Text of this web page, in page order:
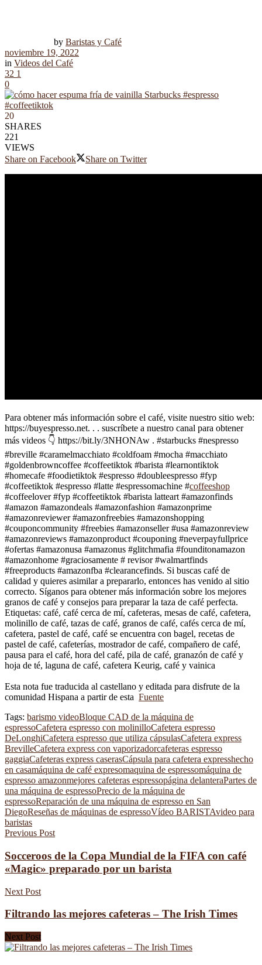
by Baristas y Café
noviembre 19, 2022
in Videos del Café
32 1
0
20
SHARES
221
VIEWS
Share on Facebook
Share on Twitter
Para obtener más información sobre el café, visite nuestro sitio web:
https://buyespresso.net. . . suscríbete a nuestro canal para obtener
más videos 👇 https://bit.ly/3NHONAw . #starbucks #nespresso
#breville #caramelmacchiato #coldfoam #mocha #macchiato
#goldenbrowncoffee #coffeetiktok #barista #learnontiktok
#homecafe #foodietiktok #espresso #doubleespresso #fyp
#coffeetiktok #espresso #latte #espressomachine #coffeeshop
#coffeelover #fyp #coffeetiktok #barista latteart #amazonfinds
#amazon #amazondeals #amazonfashion #amazonprime
#amazonreviewer #amazonfreebies #amazonshopping
#couponcommunity #freebies #amazonseller #usa #amazonreview
#amazonreviews #amazonproduct #couponing #neverpayfullprice
#ofertas #amazonusa #amazonus #glitchmafia #founditonamazon
#amazonhome #graciosamente # revisor #walmartfinds
#freeproducts #amazonfba #clearancefinds. Si buscas café de
calidad y quieres asimilar a prepararlo, entonces has venido al sitio
correcto. Síganos para obtener más información sobre los mejores
granos de café y consejos para preparar la taza de café perfecta.
Etiquetas: café, café cerca de mí, cafeteras, mesas de café, cafetera,
molinillo de café, tazas de café, granos de café, cafés cerca de mí,
cafetera, pastel de café, café se encuentra con bagel, recetas de
pastel de café, cafeterías, mostrador de café, compañero de café,
pausa para el café, hora del café, pila de café, granazón de café y
hoja de té, laguna de café, cafetera Keurig, café y vainica
Esta nota fue traducida al castellano y editada para disfrute de la
comunidad Hispana a partir de esta Fuente
Tags: barismo videoBloque CAD de la máquina de
espressoCafetera espresso con molinilloCafetera espresso
DeLonghiCafetera espresso que utiliza cápsulasCafetera express
BrevilleCafetera express con vaporizadorcafeteras espresso
gaggiaCafeteras express caserasCápsula para cafetera expresshecho
en casamáquina de café expresomaquina de espressomáquina de
espresso amazonmejores cafeteras espressopágina delanteraPartes de
una máquina de espressoPrecio de la máquina de
espressoReparación de una máquina de espresso en San
DiegoReseñas de máquinas de espressoVídeo BARISTAvideo para
baristas
Previous Post
Socceroos de la Copa Mundial de la FIFA con café
«Magic» preparado por un barista
Next Post
Filtrando las mejores cafeteras – The Irish Times
Next Post